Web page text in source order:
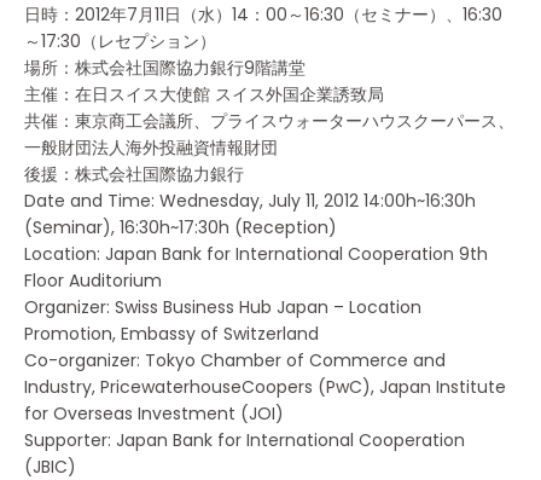
日時：2012年7月11日（水）14：00～16:30（セミナー）、16:30
～17:30（レセプション）
場所：株式会社国際協力銀行9階講堂
主催：在日スイス大使館 スイス外国企業誘致局
共催：東京商工会議所、プライスウォーターハウスクーパース、
一般財団法人海外投融資情報財団
後援：株式会社国際協力銀行
Date and Time: Wednesday, July 11, 2012 14:00h~16:30h
(Seminar), 16:30h~17:30h (Reception)
Location: Japan Bank for International Cooperation 9th
Floor Auditorium
Organizer: Swiss Business Hub Japan – Location
Promotion, Embassy of Switzerland
Co-organizer: Tokyo Chamber of Commerce and
Industry, PricewaterhouseCoopers (PwC), Japan Institute
for Overseas Investment (JOI)
Supporter: Japan Bank for International Cooperation
(JBIC)